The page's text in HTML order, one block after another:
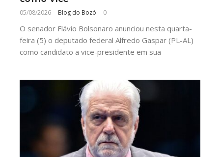
05/08/2026 Blog do Bozó 0
O senador Flávio Bolsonaro anunciou nesta quarta-
feira (5) o deputado federal Alfredo Gaspar (PL-AL)
como candidato a vice-presidente em sua